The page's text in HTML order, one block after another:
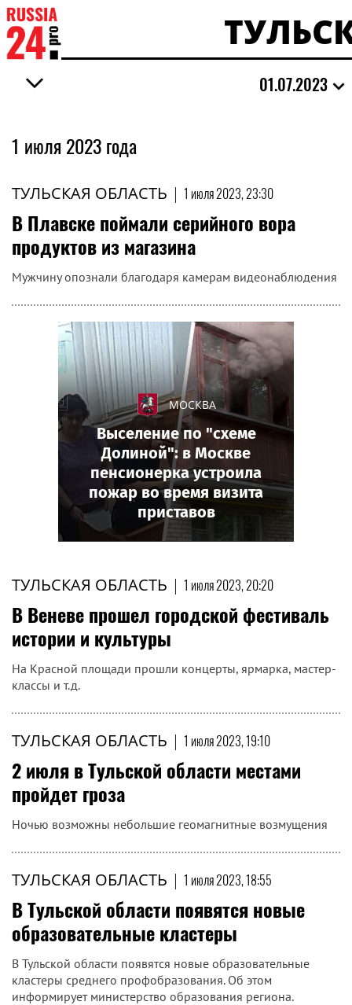
01.07.2023
1 июля 2023 года
ТУЛЬСКАЯ ОБЛАСТЬ | 1 июля 2023, 23:30
В Плавске поймали серийного вора
продуктов из магазина
Мужчину опознали благодаря камерам видеонаблюдения
ТУЛЬСКАЯ ОБЛАСТЬ | 1 июля 2023, 20:20
В Веневе прошел городской фестиваль
истории и культуры
На Красной площади прошли концерты, ярмарка, мастер-
классы и т.д.
ТУЛЬСКАЯ ОБЛАСТЬ | 1 июля 2023, 19:10
2 июля в Тульской области местами
пройдет гроза
Ночью возможны небольшие геомагнитные возмущения
ТУЛЬСКАЯ ОБЛАСТЬ | 1 июля 2023, 18:55
В Тульской области появятся новые
образовательные кластеры
В Тульской области появятся новые образовательные
кластеры среднего профобразования. Об этом
информирует министерство образования региона.
МОСКВА
Выселение по "схеме
Долиной": в Москве
пенсионерка устроила
пожар во время визита
приставов